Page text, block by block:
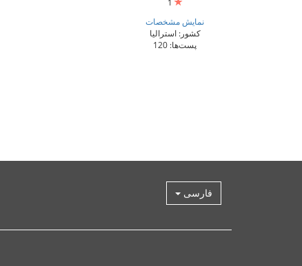
نمایش مشخصات
کشور: استرالیا
پست‌ها: 120
فارسی